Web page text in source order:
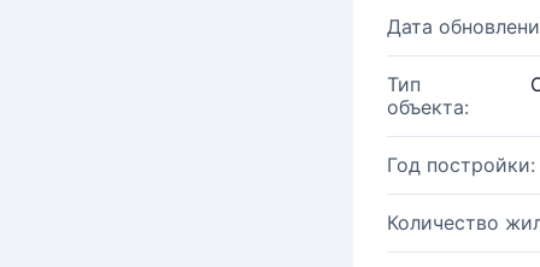
Дата
Тип
объекта:
Год постройки:
Количество